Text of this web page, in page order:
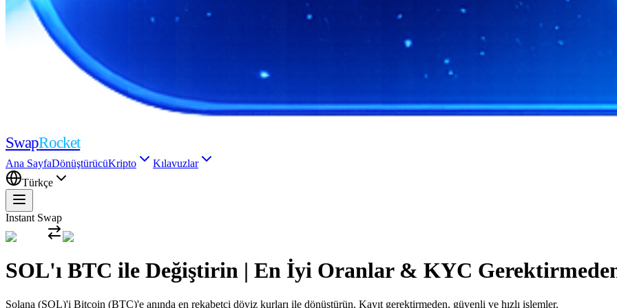
SwapRocket
Ana SayfaDönüştürücüKripto
Kılavuzlar
Türkçe
Instant Swap
SOL'ı BTC ile Değiştirin | En İyi Oranlar & KYC
Solana (SOL)'i Bitcoin (BTC)'e anında en rekabetçi döviz kurları ile dönüştürün. Kayıt gerektirmeden, güvenli ve hızlı işlemler.